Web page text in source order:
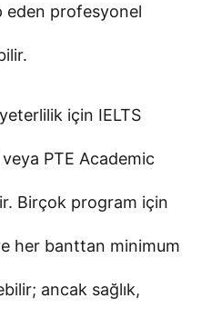
eden profesyonel
için IELTS
PTE Academic
Birçok program için
her banttan minimum
ancak sağlık,